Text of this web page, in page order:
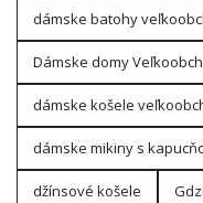
dámske batohy
Dámske domy
dámske košele
dámske mikiny s
džínsové košele